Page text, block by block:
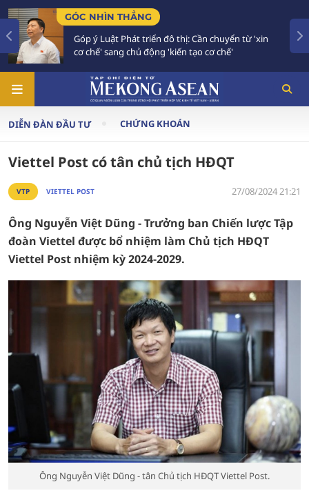
GÓC NHÌN THẲNG
Góp ý Luật Phát triển đô thị: Cần chuyển từ 'xin
cơ chế' sang chủ động 'kiến tạo cơ chế'
DIỄN ĐÀN ĐẦU TƯ CHỨNG KHOÁN
Viettel Post có tân chủ tịch HĐQT
VTP VIETTEL POST 27/08/2024 21:21
Ông Nguyễn Việt Dũng - Trưởng ban Chiến lược Tập
đoàn Viettel được bổ nhiệm làm Chủ tịch HĐQT
Viettel Post nhiệm kỳ 2024-2029.
Ông Nguyễn Việt Dũng - tân Chủ tịch HĐQT Viettel Post.